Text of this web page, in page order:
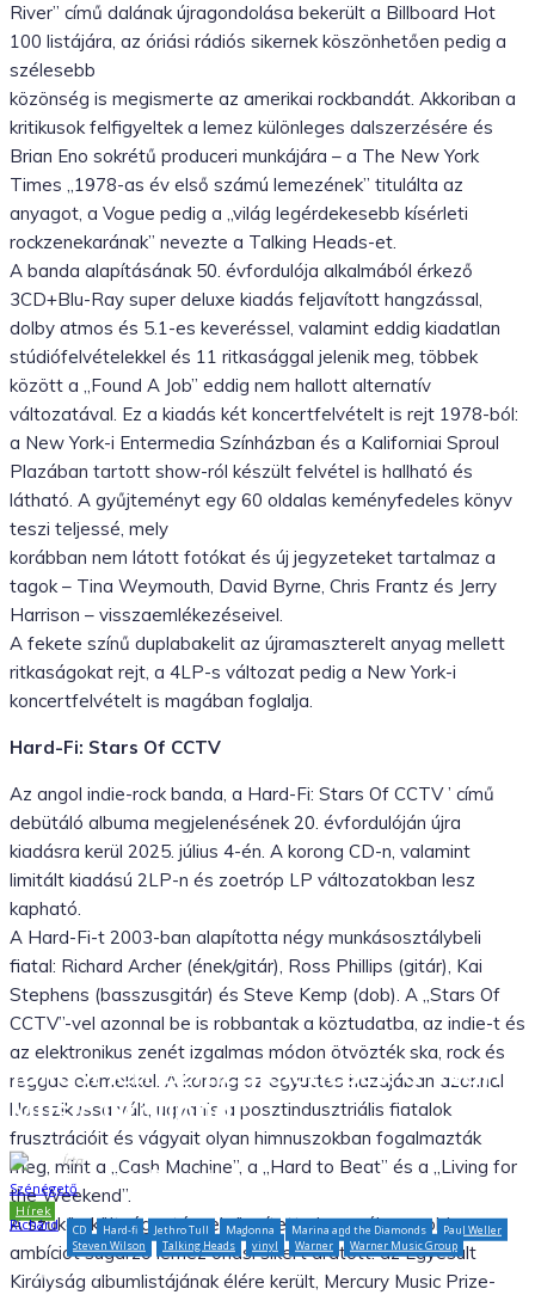
Júliusi lemezmegjelenések a
Music Groupnál!
Írta
Szénégető Richárd
Hírek
CD
Hard-fi Jethro Tull Madonna Marina and the Diamonds
Paul Weller
Steven Wilson
Talking Heads vinyl Warner
Warner Music Group
2025.07.04.
River” című dalának újragondolása bekerült a Billboard Hot
100 listájára, az óriási rádiós sikernek köszönhetően pedig a
szélesebb
közönség is megismerte az amerikai rockbandát. Akkoriban a
kritikusok felfigyeltek a lemez különleges dalszerzésére és
Brian Eno sokrétű produceri munkájára – a The New York
Times „1978-as év első számú lemezének” titulálta az
anyagot, a Vogue pedig a „világ legérdekesebb kísérleti
rockzenekarának” nevezte a Talking Heads-et.
A banda alapításának 50. évfordulója alkalmából érkező
3CD+Blu-Ray super deluxe kiadás feljavított hangzással,
dolby atmos és 5.1-es keveréssel, valamint eddig kiadatlan
stúdiófelvételekkel és 11 ritkasággal jelenik meg, többek
között a „Found A Job” eddig nem hallott alternatív
változatával. Ez a kiadás két koncertfelvételt is rejt 1978-ból:
a New York-i Entermedia Színházban és a Kaliforniai Sproul
Plazában tartott show-ról készült felvétel is hallható és
látható. A gyűjteményt egy 60 oldalas keményfedeles könyv
teszi teljessé, mely
korábban nem látott fotókat és új jegyzeteket tartalmaz a
tagok – Tina Weymouth, David Byrne, Chris Frantz és Jerry
Harrison – visszaemlékezéseivel.
A fekete színű duplabakelit az újramaszterelt anyag mellett
ritkaságokat rejt, a 4LP-s változat pedig a New York-i
koncertfelvételt is magában foglalja.
Hard-Fi: Stars Of CCTV
Az angol indie-rock banda, a Hard-Fi: Stars Of CCTV ’ című
debütáló albuma megjelenésének 20. évfordulóján újra
kiadásra kerül 2025. július 4-én. A korong CD-n, valamint
limitált kiadású 2LP-n és zoetróp LP változatokban lesz
kapható.
A Hard-Fi-t 2003-ban alapította négy munkásosztálybeli
fiatal: Richard Archer (ének/gitár), Ross Phillips (gitár), Kai
Stephens (basszusgitár) és Steve Kemp (dob). A „Stars Of
CCTV”-vel azonnal be is robbantak a köztudatba, az indie-t és
az elektronikus zenét izgalmas módon ötvözték ska, rock és
reggae elemekkel. A korong az együttes hazájában azonnal
klasszikussá vált, ugyanis a posztindusztriális fiatalok
frusztrációit és vágyait olyan himnuszokban fogalmazták
meg, mint a „Cash Machine”, a „Hard to Beat” és a „Living for
the Weekend”.
A szűkös költségvetéssel rögzített, de annál nagyobb
ambíciót sugárzó lemez óriási sikert aratott: az Egyesült
Királyság albumlistájának élére került, Mercury Music Prize-